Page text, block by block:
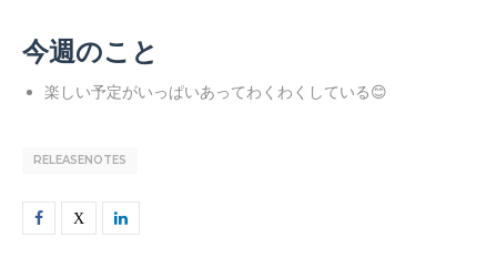
今週のこと
楽しい予定がいっぱいあってわくわくしている😊
RELEASENOTES